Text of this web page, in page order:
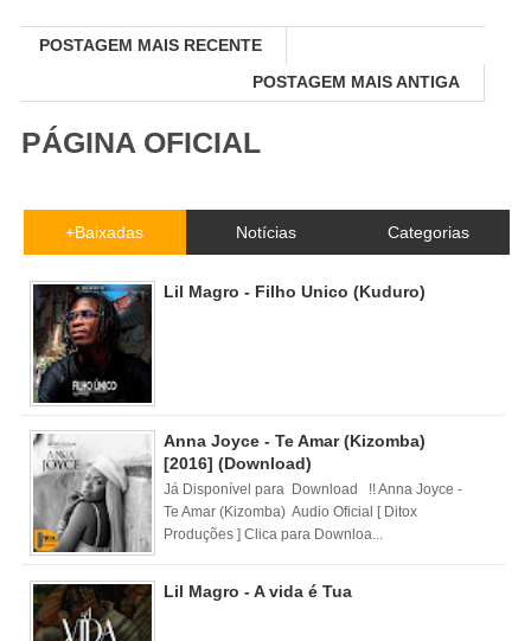
POSTAGEM MAIS RECENTE
POSTAGEM MAIS ANTIGA
PÁGINA OFICIAL
+Baixadas Notícias Categorias
Lil Magro - Filho Unico (Kuduro)
Anna Joyce - Te Amar (Kizomba)
[2016] (Download)
Já Disponível para Download !! Anna Joyce -
Te Amar (Kizomba) Audio Oficial [ Ditox
Produções ] Clica para Downloa...
Lil Magro - A vida é Tua